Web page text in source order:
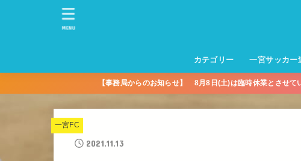
カテゴリー
一宮サッカースクール【小学
トレーニングセンター【小学
一宮FA
一宮FC
一宮ＦＣレディース
一宮サッカースクール【中学
中学生練習
一宮ＦＣＪＹ【中学生男子】
一宮ＦＣＪYレディース【中
女子】
幼児トレセン【年長・年中・
少】
パパさんママさん
親子の部
社会人の部
コルボス 【シニア】
フットサル
コルボスリーグ
グレイセス
一宮サッカー
MENU
【事務局からのお知らせ】 8月8日(土)は臨時休業とさせて
一宮FC
2021.11.13